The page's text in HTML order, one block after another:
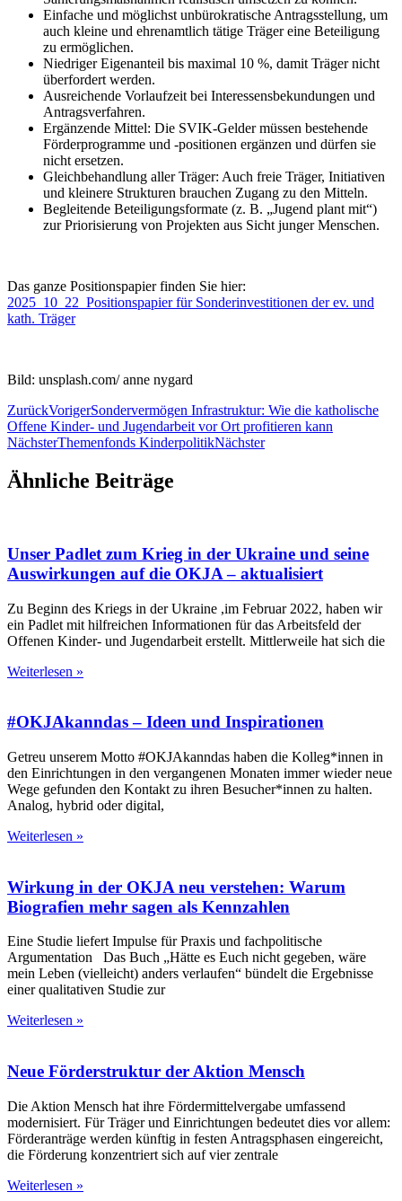
Einfache und möglichst unbürokratische Antragsstellung, um
auch kleine und ehrenamtlich tätige Träger eine Beteiligung
zu ermöglichen.
Niedriger Eigenanteil bis maximal 10 %, damit Träger nicht
überfordert werden.
Ausreichende Vorlaufzeit bei Interessensbekundungen und
Antragsverfahren.
Ergänzende Mittel: Die SVIK-Gelder müssen bestehende
Förderprogramme und -positionen ergänzen und dürfen sie
nicht ersetzen.
Gleichbehandlung aller Träger: Auch freie Träger, Initiativen
und kleinere Strukturen brauchen Zugang zu den Mitteln.
Begleitende Beteiligungsformate (z. B. „Jugend plant mit“)
zur Priorisierung von Projekten aus Sicht junger Menschen.
Das ganze Positionspapier finden Sie hier:
2025_10_22_Positionspapier für Sonderinvestitionen der ev. und
kath. Träger
Bild: unsplash.com/ anne nygard
ZurückVorigerSondervermögen Infrastruktur: Wie die katholische
Offene Kinder- und Jugendarbeit vor Ort profitieren kann
NächsterThemenfonds KinderpolitikNächster
Ähnliche Beiträge
Unser Padlet zum Krieg in der Ukraine und seine
Auswirkungen auf die OKJA – aktualisiert
Zu Beginn des Kriegs in der Ukraine ,im Februar 2022, haben wir
ein Padlet mit hilfreichen Informationen für das Arbeitsfeld der
Offenen Kinder- und Jugendarbeit erstellt. Mittlerweile hat sich die
Weiterlesen »
#OKJAkanndas – Ideen und Inspirationen
Getreu unserem Motto #OKJAkanndas haben die Kolleg*innen in
den Einrichtungen in den vergangenen Monaten immer wieder neue
Wege gefunden den Kontakt zu ihren Besucher*innen zu halten.
Analog, hybrid oder digital,
Weiterlesen »
Wirkung in der OKJA neu verstehen: Warum
Biografien mehr sagen als Kennzahlen
Eine Studie liefert Impulse für Praxis und fachpolitische
Argumentation Das Buch „Hätte es Euch nicht gegeben, wäre
mein Leben (vielleicht) anders verlaufen“ bündelt die Ergebnisse
einer qualitativen Studie zur
Weiterlesen »
Neue Förderstruktur der Aktion Mensch
Die Aktion Mensch hat ihre Fördermittelvergabe umfassend
modernisiert. Für Träger und Einrichtungen bedeutet dies vor allem:
Förderanträge werden künftig in festen Antragsphasen eingereicht,
die Förderung konzentriert sich auf vier zentrale
Weiterlesen »